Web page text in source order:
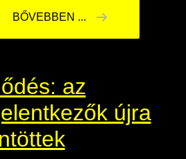
BŐVEBBEN ...
az
újra